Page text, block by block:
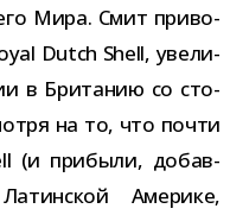
Мира. Смит при­во­
Dutch Shell, уве­ли­
в Британию со сто­
на то, что почти
(и при­были, добав­
Америке,